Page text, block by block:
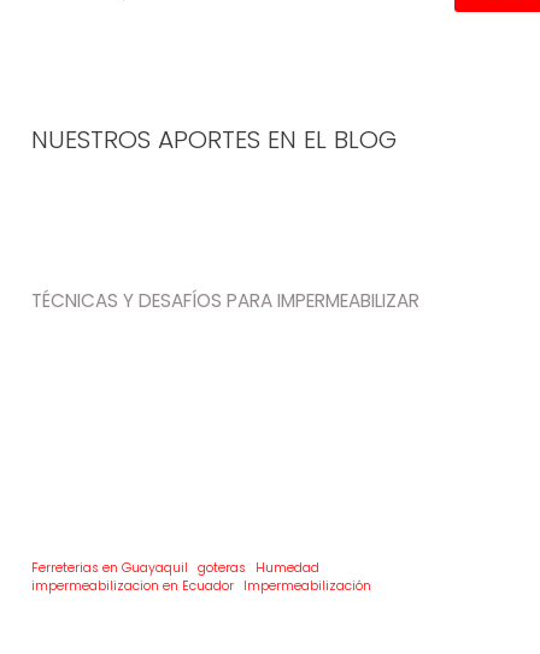
NUESTROS APORTES EN EL BLOG
TÉCNICAS Y DESAFÍOS PARA IMPERMEABILIZAR
Ferreterias en Guayaquil goteras
Humedad
impermeabilizacion en Ecuador Impermeabilización